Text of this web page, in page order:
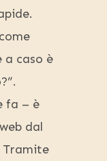
a caso è
fa – è
dal
Tramite